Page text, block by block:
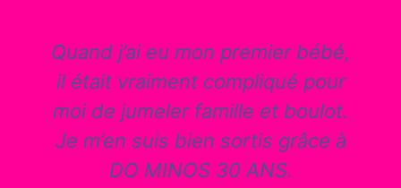
Quand j’ai eu mon premier bébé,
il était vraiment compliqué pour
moi de jumeler famille et boulot.
Je m’en suis bien sortis grâce à
DO MINOS 30 ANS.